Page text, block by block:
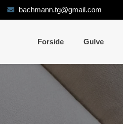
bachmann.tg@gmail.com
Forside Gulve